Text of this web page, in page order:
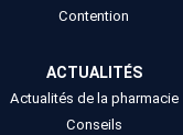
Contention
ACTUALITÉS
Actualités de la pharmacie
Conseils